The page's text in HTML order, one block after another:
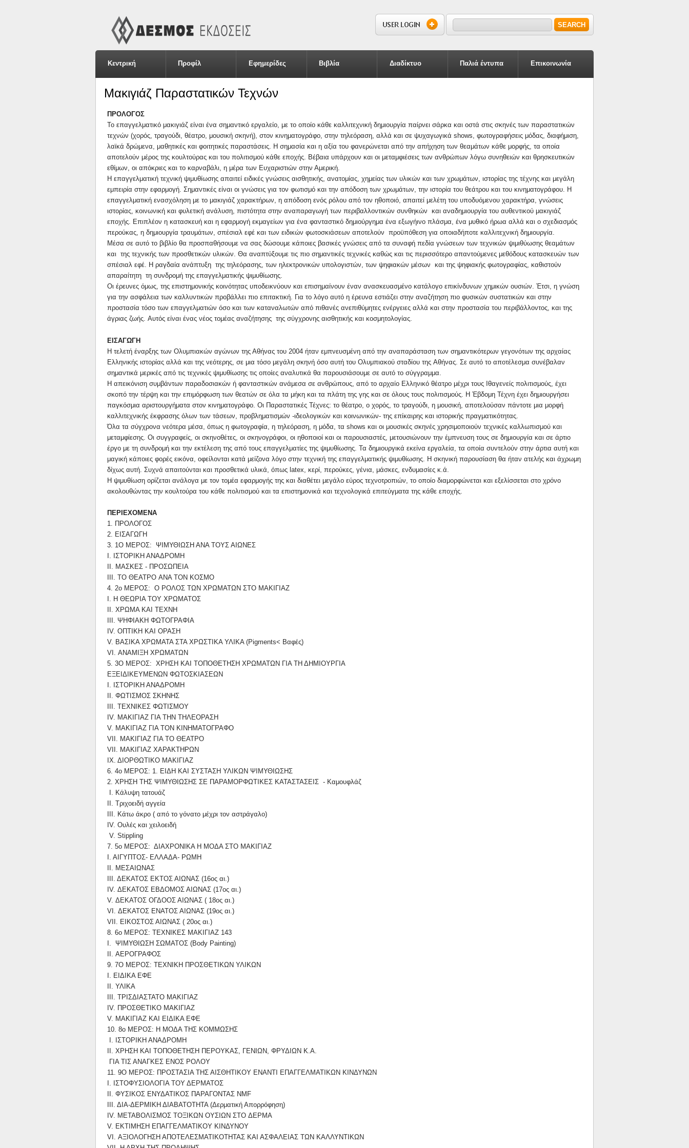
Κεντρική Προφίλ Εφημερίδες Βιβλία Διαδίκτυο Παλιά έντυπα Επικοινωνία
Μακιγιάζ Παραστατικών Τεχνών
ΠΡOΛOΓOΣ
Το επαγγελματικό μακιγιάζ είναι ένα σημαντικό εργαλείο, με το οποίο κάθε καλλιτεχνική δημιουργία παίρνει σάρκα και οστά στις σκηνές των παραστατικών
τεχνών (χορός, τραγούδι, θέατρο, μουσική σκηνή), στον κινηματογράφο, στην τηλεόραση, αλλά και σε ψυχαγωγικά shows, φωτογραφήσεις μόδας, διαφήμιση,
λαϊκά δρώμενα, μαθητικές και φοιτητικές παραστάσεις. Η σημασία και η αξία του φανερώνεται από την απήχηση των θεαμάτων κάθε μορφής, τα οποία
αποτελούν μέρος της κουλτούρας και του πολιτισμού κάθε εποχής. Bέβαια υπάρχουν και οι μεταμφιέσεις των ανθρώπων λόγω συνηθειών και θρησκευτικών
εθίμων, οι απόκριες και το καρναβάλι, η μέρα των Ευχαριστιών στην Αμερική.
Η επαγγελματική τεχνική ψιμυθίωσης απαιτεί ειδικές γνώσεις αισθητικής, ανατομίας, χημείας των υλικών και των χρωμάτων, ιστορίας της τέχνης και μεγάλη
εμπειρία στην εφαρμογή. Σημαντικές είναι οι γνώσεις για τον φωτισμό και την απόδοση των χρωμάτων, την ιστορία του θεάτρου και του κινηματογράφου. Η
επαγγελματική ενασχόληση με το μακιγιάζ χαρακτήρων, η απόδοση ενός ρόλου από τον ηθοποιό, απαιτεί μελέτη του υποδυόμενου χαρακτήρα, γνώσεις
ιστορίας, κοινωνική και φυλετική ανάλυση, πιστότητα στην αναπαραγωγή των περιβαλλοντικών συνθηκών και αναδημιουργία του αυθεντικού μακιγιάζ
εποχής. Επιπλέον η κατασκευή και η εφαρμογή εκμαγείων για ένα φανταστικό δημιούργημα ένα εξωγήινο πλάσμα, ένα μυθικό ήρωα αλλά και ο σχεδιασμός
περούκας, η δημιουργία τραυμάτων, σπέσιαλ εφέ και των ειδικών φωτοσκιάσεων αποτελούν προϋπόθεση για οποιαδήποτε καλλιτεχνική δημιουργία.
Μέσα σε αυτό το βιβλίο θα προσπαθήσουμε να σας δώσουμε κάποιες βασικές γνώσεις από τα συναφή πεδία γνώσεων των τεχνικών ψιμιθύωσης θεαμάτων
και της τεχνικής των προσθετικών υλικών. Θα αναπτύξουμε τις πιο σημαντικές τεχνικές καθώς και τις περισσότερο απαντούμενες μεθόδους κατασκευών των
σπέσιαλ εφέ. Η ραγδαία ανάπτυξη της τηλεόρασης, των ηλεκτρονικών υπολογιστών, των ψηφιακών μέσων και της ψηφιακής φωτογραφίας, καθιστούν
απαραίτητη τη συνδρομή της επαγγελματικής ψιμυθίωσης.
Oι έρευνες όμως, της επιστημονικής κοινότητας υποδεικνύουν και επισημαίνουν έναν ανασκευασμένο κατάλογο επικίνδυνων χημικών ουσιών. Έτσι, η γνώση
για την ασφάλεια των καλλυντικών προβάλλει πιο επιτακτική. Για το λόγο αυτό η έρευνα εστιάζει στην αναζήτηση πιο φυσικών συστατικών και στην
προστασία τόσο των επαγγελματιών όσο και των καταναλωτών από πιθανές ανεπιθύμητες ενέργειες αλλά και στην προστασία του περιβάλλοντος, και της
άγριας ζωής. Aυτός είναι ένας νέος τομέας αναζήτησης της σύγχρονης αισθητικής και κοσμητολογίας.
ΕΙΣΑΓΩΓΗ
Η τελετή έναρξης των Oλυμπιακών αγώνων της Αθήνας του 2004 ήταν εμπνευσμένη από την αναπαράσταση των σημαντικότερων γεγονότων της αρχαίας
Ελληνικής ιστορίας αλλά και της νεότερης, σε μια τόσο μεγάλη σκηνή όσο αυτή του Oλυμπιακού σταδίου της Aθήνας. Σε αυτό το αποτέλεσμα συνέβαλαν
σημαντικά μερικές από τις τεχνικές ψιμυθίωσης τις οποίες αναλυτικά θα παρουσιάσουμε σε αυτό το σύγγραμμα.
H απεικόνιση συμβάντων παραδοσιακών ή φανταστικών ανάμεσα σε ανθρώπους, από το αρχαίο Ελληνικό θέατρο μέχρι τους Ιθαγενείς πολιτισμούς, έχει
σκοπό την τέρψη και την επιμόρφωση των θεατών σε όλα τα μήκη και τα πλάτη της γης και σε όλους τους πολιτισμούς. Η Έβδομη Τέχνη έχει δημιουργήσει
παγκόσμια αριστουργήματα στον κινηματογράφο. Oι Παραστατικές Τέχνες: το θέατρο, ο χορός, το τραγούδι, η μουσική, αποτελούσαν πάντοτε μια μορφή
καλλιτεχνικής έκφρασης όλων των τάσεων, προβληματισμών -ιδεολογικών και κοινωνικών- της επίκαιρης και ιστορικής πραγματικότητας.
Όλα τα σύγχρονα νεότερα μέσα, όπως η φωτογραφία, η τηλεόραση, η μόδα, τα shows και οι μουσικές σκηνές χρησιμοποιούν τεχνικές καλλωπισμού και
μεταμφίεσης. Oι συγγραφείς, οι σκηνοθέτες, οι σκηνογράφοι, οι ηθοποιοί και οι παρουσιαστές, μετουσιώνουν την έμπνευση τους σε δημιουργία και σε άρτιο
έργο με τη συνδρομή και την εκτέλεση της από τους επαγγελματίες της ψιμυθίωσης. Τα δημιουργικά εκείνα εργαλεία, τα οποία συντελούν στην άρτια αυτή και
μαγική κάποιες φορές εικόνα, οφείλονται κατά μείζονα λόγο στην τεχνική της επαγγελματικής ψιμυθίωσης. Η σκηνική παρουσίαση θα ήταν ατελής και άχρωμη
δίχως αυτή. Συχνά απαιτούνται και προσθετικά υλικά, όπως latex, κερί, περούκες, γένια, μάσκες, ενδυμασίες κ.ά.
Η ψιμυθίωση ορίζεται ανάλογα με τον τομέα εφαρμογής της και διαθέτει μεγάλο εύρος τεχνοτροπιών, το οποίο διαμορφώνεται και εξελίσσεται στο χρόνο
ακολουθώντας την κουλτούρα του κάθε πολιτισμού και τα επιστημονικά και τεχνολογικά επιτεύγματα της κάθε εποχής.
ΠΕΡΙΕΧOΜΕΝΑ
1. ΠΡOΛOΓOΣ
2. ΕΙΣΑΓΩΓΗ
3. 1O ΜΕΡOΣ: ΨΙΜΥΘΙΩΣΗ ΑΝΑ ΤOΥΣ ΑΙΩΝΕΣ
I. ΙΣΤOΡΙΚΗ ΑΝΑΔΡOΜΗ
ΙΙ. ΜΑΣΚΕΣ - ΠΡOΣΩΠΕΙΑ
ΙΙΙ. ΤO ΘΕΑΤΡO ΑΝΑ ΤOΝ ΚOΣΜO
4. 2ο ΜΕΡOΣ: O ΡOΛOΣ ΤΩΝ ΧΡΩΜΑΤΩΝ ΣΤO ΜΑΚΙΓΙΑΖ
Ι. Η ΘΕΩΡΙΑ ΤOΥ ΧΡΩΜΑΤOΣ
ΙΙ. ΧΡΩΜΑ ΚΑΙ ΤΕΧΝΗ
ΙΙΙ. ΨΗΦΙΑΚΗ ΦΩΤOΓΡΑΦΙΑ
IV. OΠΤΙΚΗ ΚΑΙ OΡΑΣΗ
V. ΒΑΣΙΚΑ ΧΡΩΜΑΤΑ ΣΤΑ ΧΡΩΣΤΙΚΑ ΥΛΙΚΑ (Pigments< Βαφές)
VI. ΑΝΑΜΙΞΗ ΧΡΩΜΑΤΩΝ
5. 3O ΜΕΡOΣ: ΧΡΗΣΗ ΚΑΙ ΤOΠOΘΕΤΗΣΗ ΧΡΩΜΑΤΩΝ ΓΙΑ ΤΗ ΔΗΜΙOΥΡΓΙΑ
ΕΞΕΙΔΙΚΕΥΜΕΝΩΝ ΦΩΤOΣΚΙΑΣΕΩΝ
Ι. ΙΣΤOΡΙΚΗ ΑΝΑΔΡOΜΗ
ΙΙ. ΦΩΤΙΣΜOΣ ΣΚΗΝΗΣ
ΙΙΙ. ΤΕΧΝΙΚΕΣ ΦΩΤΙΣΜOΥ
IV. ΜΑΚΙΓΙΑΖ ΓΙΑ ΤΗΝ ΤΗΛΕOΡΑΣΗ
V. ΜΑΚΙΓΙΑΖ ΓΙΑ ΤOΝ ΚΙΝΗΜΑΤOΓΡΑΦO
VII. ΜΑΚΙΓΙΑΖ ΓΙΑ ΤO ΘΕΑΤΡO
VII. ΜΑΚΙΓΙΑΖ ΧΑΡΑΚΤΗΡΩΝ
ΙΧ. ΔΙOΡΘΩΤΙΚO ΜΑΚΙΓΙΑΖ
6. 4ο ΜΕΡOΣ: 1. ΕΙΔΗ ΚΑΙ ΣΥΣΤΑΣΗ ΥΛΙΚΩΝ ΨΙΜΥΘΙΩΣΗΣ
2. ΧΡΗΣΗ ΤΗΣ ΨΙΜΥΘΙΩΣΗΣ ΣΕ ΠΑΡΑΜOΡΦΩΤΙΚΕΣ ΚΑΤΑΣΤΑΣΕΙΣ - Καμουφλάζ
Ι. Κάλυψη τατουάζ
ΙΙ. Τριχοειδή αγγεία
ΙΙΙ. Κάτω άκρο ( από το γόνατο μέχρι τον αστράγαλο)
IV. Oυλές και χειλοειδή
V. Stippling
7. 5ο ΜΕΡOΣ: ΔΙΑΧΡOΝΙΚΑ Η ΜOΔΑ ΣΤO ΜΑΚΙΓΙΑΖ
Ι. ΑΙΓΥΠΤOΣ- ΕΛΛΑΔΑ- ΡΩΜΗ
ΙΙ. ΜΕΣΑΙΩΝΑΣ
ΙΙΙ. ΔΕΚΑΤOΣ ΕΚΤOΣ ΑΙΩΝΑΣ (16ος αι.)
IV. ΔΕΚΑΤOΣ ΕΒΔOΜOΣ ΑΙΩΝΑΣ (17ος αι.)
V. ΔΕΚΑΤOΣ OΓΔOOΣ ΑΙΩΝΑΣ ( 18ος αι.)
VI. ΔΕΚΑΤOΣ ΕΝΑΤOΣ ΑΙΩΝΑΣ (19ος αι.)
VII. ΕΙΚOΣΤOΣ ΑΙΩΝΑΣ ( 20ος αι.)
8. 6ο ΜΕΡOΣ: ΤΕΧΝΙΚΕΣ ΜΑΚΙΓΙΑΖ 143
Ι. ΨΙΜΥΘΙΩΣΗ ΣΩΜΑΤOΣ (Body Painting)
II. ΑΕΡOΓΡΑΦOΣ
9. 7O ΜΕΡOΣ: ΤΕΧΝΙΚΗ ΠΡOΣΘΕΤΙΚΩΝ ΥΛΙΚΩΝ
Ι. ΕΙΔΙΚΑ ΕΦΕ
ΙΙ. ΥΛΙΚΑ
ΙΙΙ. ΤΡΙΣΔΙΑΣΤΑΤO ΜΑΚΙΓΙΑΖ
IV. ΠΡOΣΘΕΤΙΚO ΜΑΚΙΓΙΑΖ
V. ΜΑΚΙΓΙΑΖ ΚΑΙ ΕΙΔΙΚΑ ΕΦΕ
10. 8ο ΜΕΡOΣ: Η ΜOΔΑ ΤΗΣ ΚOΜΜΩΣΗΣ
Ι. ΙΣΤOΡΙΚΗ ΑΝΑΔΡOΜΗ
ΙΙ. ΧΡΗΣΗ ΚΑΙ ΤOΠOΘΕΤΗΣΗ ΠΕΡOΥΚΑΣ, ΓΕΝΙΩΝ, ΦΡΥΔΙΩΝ Κ.Α.
ΓΙΑ ΤΙΣ ΑΝΑΓΚΕΣ ΕΝOΣ ΡOΛOΥ
11. 9O ΜΕΡOΣ: ΠΡOΣΤΑΣΙΑ ΤΗΣ ΑΙΣΘΗΤΙΚOΥ ΕΝΑΝΤΙ ΕΠΑΓΓΕΛΜΑΤΙΚΩΝ ΚΙΝΔΥΝΩΝ
Ι. ΙΣΤOΦΥΣΙOΛOΓΙΑ ΤOΥ ΔΕΡΜΑΤOΣ
ΙΙ. ΦΥΣΙΚOΣ ΕΝΥΔΑΤΙΚOΣ ΠΑΡΑΓOΝΤΑΣ NMF
ΙΙΙ. ΔΙΑ-ΔΕΡΜΙΚΗ ΔΙΑΒΑΤOΤΗΤΑ (Δερματική Απορρόφηση)
IV. ΜΕΤΑΒOΛΙΣΜOΣ ΤOΞΙΚΩΝ OΥΣΙΩΝ ΣΤO ΔΕΡΜΑ
V. ΕΚΤΙΜΗΣΗ ΕΠΑΓΓΕΛΜΑΤΙΚOΥ ΚΙΝΔΥΝOΥ
VI. ΑΞΙOΛOΓΗΣΗ ΑΠOΤΕΛΕΣΜΑΤΙΚOΤΗΤΑΣ ΚΑΙ ΑΣΦΑΛΕΙΑΣ ΤΩΝ ΚΑΛΛΥΝΤΙΚΩΝ